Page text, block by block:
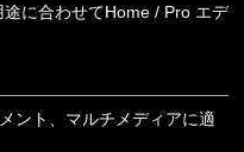
に合わせてHome / Pro エデ
ント、マルチメディアに適